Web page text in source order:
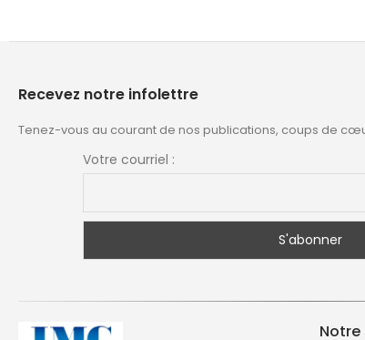
Recevez notre infolettre
Tenez-vous au courant de nos publications, coups de
Votre courriel :